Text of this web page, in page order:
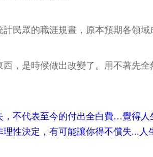
計民眾的職涯規畫，原本預期各領
，是時候做出改變了。用不著先
，不代表至今的付出全白費…覺得人
理性決定，有可能讓你得不償失...